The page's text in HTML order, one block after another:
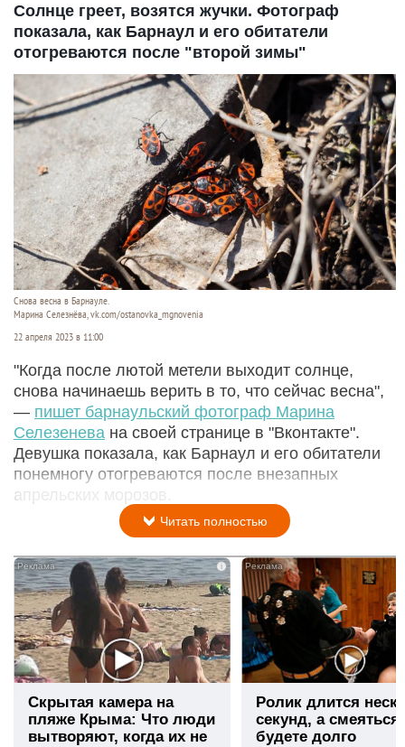
Солнце греет, возятся жучки. Фотограф
показала, как Барнаул и его обитатели
отогреваются после "второй зимы"
Снова весна в Барнауле.
Марина Селезнёва, vk.com/ostanovka_mgnovenia
22 апреля 2023 в 11:00
"Когда после лютой метели выходит солнце,
снова начинаешь верить в то, что сейчас весна",
— пишет барнаульский фотограф Марина
Селезенева на своей странице в "Вконтакте".
Девушка показала, как Барнаул и его обитатели
понемногу отогреваются после внезапных
апрельских морозов.
Читать полностью
i
Скрытая камера на
пляже Крыма: Что люди
вытворяют, когда их не
Ролик длится
секунд, а
будете долго